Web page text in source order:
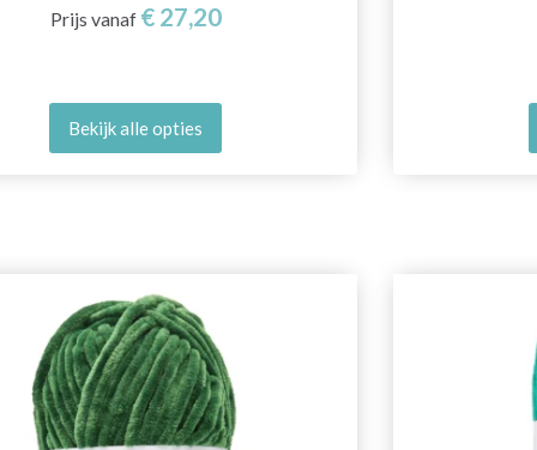
Prijs vanaf € 27,20
Bekijk alle opties